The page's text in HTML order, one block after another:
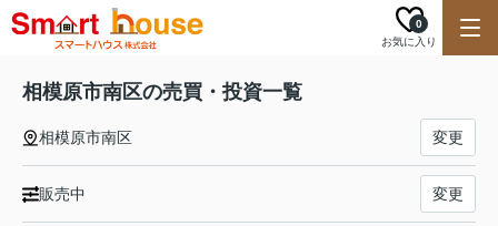
お気に入り
0
相模原市南区の売買・投資一覧
相模原市南区 変更
販売中 変更